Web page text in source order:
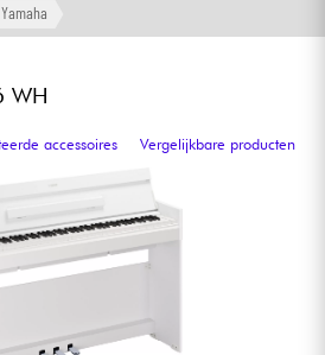
Yamaha
WH
accessoires
Vergelijkbare producten